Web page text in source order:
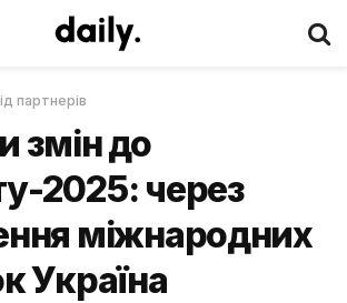
партнерів
змін до
2025: через
міжнародних
Україна